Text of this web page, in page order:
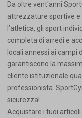
Da oltre vent'anni
attrezzature sportive e
l’atletica, gli sport
completa di arredi e
locali annessi ai campi
garantiscono la
cliente istituzionale
professionista.
sicurezza!
Acquistare i tuoi